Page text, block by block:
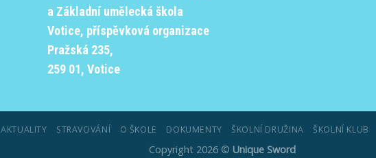
a Základní umělecká škola
Votice, příspěvková organizace
Pražská 235,
259 01, Votice
AKTUALITY STRAVOVÁNÍ O ŠKOLE DOKUMENTY ŠKOLNÍ DRUŽINA ŠKOLNÍ KLUB
Copyright 2026 © Unique Sword